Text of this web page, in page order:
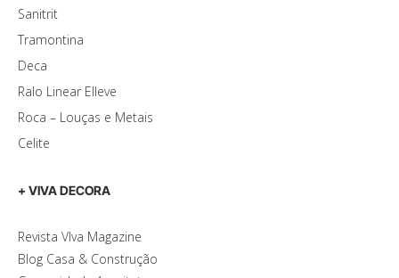
Sanitrit
Tramontina
Deca
Ralo Linear Elleve
Roca – Louças e Metais
Celite
+ VIVA DECORA
Revista VIva Magazine
Blog Casa & Construção